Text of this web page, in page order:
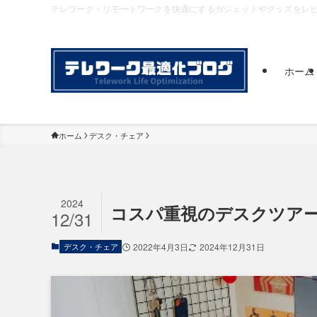
テレワーク・リモートワークを快適にするガジェットやグッズをレ
ホーム
ホーム デスク・チェア
コスパ重視のデスクツア
2024
12/31
デスク・チェア 2022年4月3日 2024年12月31日